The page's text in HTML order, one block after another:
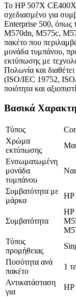
Το HP 507X CE400X
σχεδιασμένο για
Enterprise 500, όπως
M570dn, M575c,
πακέτο που
μονάδα τυμπάνου,
εκτύπωσης με
Πολωνία και
(ISO/IEC 19752,
ποιότητα και
Βασικά
Τύπος
Χρώμα
εκτύπωσης
Ενσωματωμένη
μονάδα
τυμπάνου
Ναι
Συμβατότητα με
μάρκα
HP
Συμβατότητα
HP
Τύπος
προμήθειας
Ποσότητα ανά
πακέτο
1
Αντικατάσταση
για
HP